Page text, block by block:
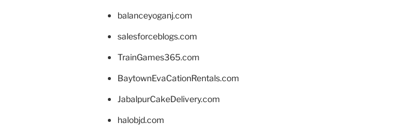
balanceyoganj.com
salesforceblogs.com
TrainGames365.com
BaytownEvaCationRentals.com
JabalpurCakeDelivery.com
halobjd.com